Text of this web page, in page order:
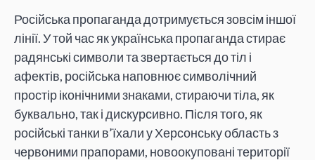
Російська пропаганда дотримується зовсім іншої
лінії. У той час як українська пропаганда стирає
радянські символи та звертається до тіл і
афектів, російська наповнює символічний
простір іконічними знаками, стираючи тіла, як
буквально, так і дискурсивно. Після того, як
російські танки в’їхали у Херсонську область з
червоними прапорами, новоокуповані території